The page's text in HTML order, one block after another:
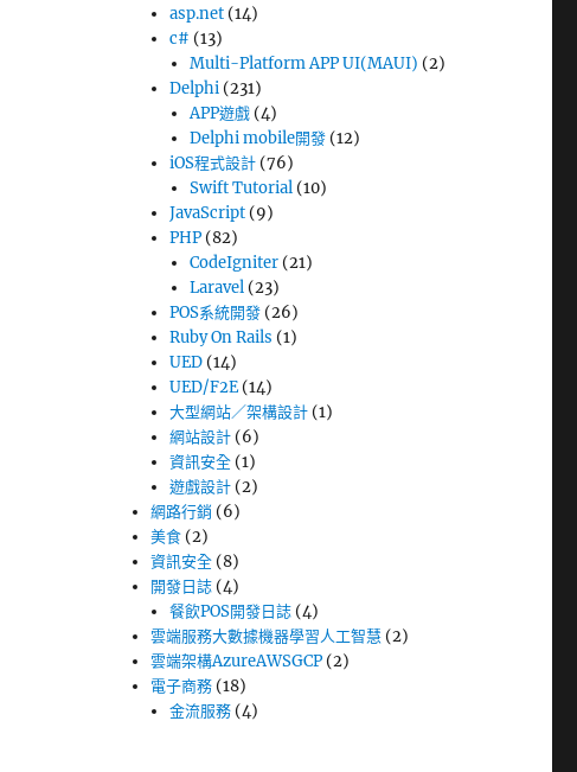
asp.net (14)
c# (13)
Multi-Platform APP UI(MAUI) (2)
Delphi (231)
APP遊戲(4)
Delphi mobile開發(12)
iOS程式設計 (76)
Swift Tutorial(10)
JavaScript (9)
PHP (82)
CodeIgniter(21)
Laravel(23)
POS系統開發 (26)
Ruby On Rails (1)
UED (14)
UED/F2E (14)
大型網站／架構設計 (1)
網站設計 (6)
資訊安全 (1)
遊戲設計 (2)
網路行銷 (6)
美食 (2)
資訊安全 (8)
開發日誌 (4)
餐飲POS開發日誌 (4)
雲端服務大數據機器學習人工智慧 (2)
雲端架構AzureAWSGCP (2)
電子商務 (18)
金流服務 (4)